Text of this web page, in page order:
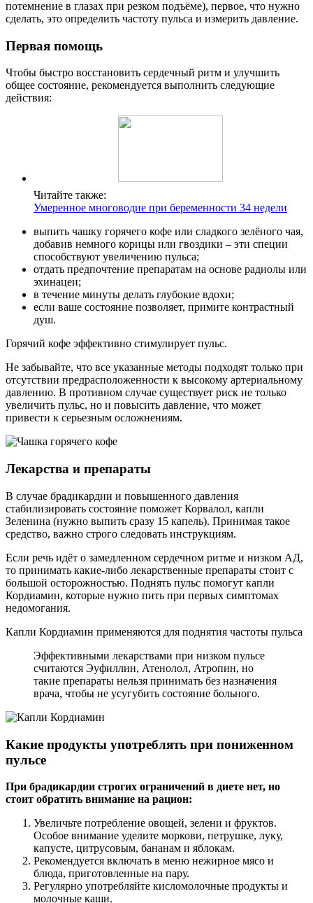
потемнение в глазах при резком подъёме), первое, что нужно
сделать, это определить частоту пульса и измерить давление.
Первая помощь
Чтобы быстро восстановить сердечный ритм и улучшить
общее состояние, рекомендуется выполнить следующие
действия:
Читайте также:
Умеренное многоводие при беременности 34 недели
выпить чашку горячего кофе или сладкого зелёного чая,
добавив немного корицы или гвоздики – эти специи
способствуют увеличению пульса;
отдать предпочтение препаратам на основе радиолы или
эхинацеи;
в течение минуты делать глубокие вдохи;
если ваше состояние позволяет, примите контрастный
душ.
Горячий кофе эффективно стимулирует пульс.
Не забывайте, что все указанные методы подходят только при
отсутствии предрасположенности к высокому артериальному
давлению. В противном случае существует риск не только
увеличить пульс, но и повысить давление, что может
привести к серьезным осложнениям.
Лекарства и препараты
В случае брадикардии и повышенного давления
стабилизировать состояние поможет Корвалол, капли
Зеленина (нужно выпить сразу 15 капель). Принимая такое
средство, важно строго следовать инструкциям.
Если речь идёт о замедленном сердечном ритме и низком АД,
то принимать какие-либо лекарственные препараты стоит с
большой осторожностью. Поднять пульс помогут капли
Кордиамин, которые нужно пить при первых симптомах
недомогания.
Капли Кордиамин применяются для поднятия частоты пульса
Эффективными лекарствами при низком пульсе
считаются Эуфиллин, Атенолол, Атропин, но
такие препараты нельзя принимать без назначения
врача, чтобы не усугубить состояние больного.
Какие продукты употреблять при пониженном
пульсе
При брадикардии строгих ограничений в диете нет, но
стоит обратить внимание на рацион:
Увеличьте потребление овощей, зелени и фруктов.
Особое внимание уделите моркови, петрушке, луку,
капусте, цитрусовым, бананам и яблокам.
Рекомендуется включать в меню нежирное мясо и
блюда, приготовленные на пару.
Регулярно употребляйте кисломолочные продукты и
молочные каши.